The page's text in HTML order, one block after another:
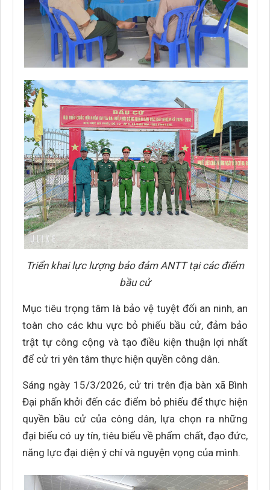
Triển khai lực lượng bảo đảm ANTT tại các điểm
bầu cử
Mục tiêu trọng tâm là bảo vệ tuyệt đối an ninh, an
toàn cho các khu vực bỏ phiếu bầu cử, đảm bảo
trật tự công cộng và tạo điều kiện thuận lợi nhất
để cử tri yên tâm thực hiện quyền công dân.
Sáng ngày 15/3/2026, cử tri trên địa bàn xã Bình
Đại phấn khởi đến các điểm bỏ phiếu để thực hiện
quyền bầu cử của công dân, lựa chọn ra những
đại biểu có uy tín, tiêu biểu về phẩm chất, đạo đức,
năng lực đại diện ý chí và nguyện vọng của mình.